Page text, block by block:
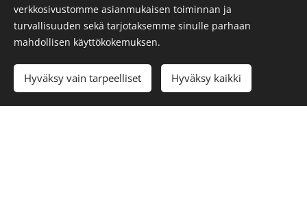
verkkosivustomme asianmukaisen toiminnan ja
turvallisuuden sekä tarjotaksemme sinulle parhaan
mahdollisen käyttökokemuksen.
Hyväksy vain tarpeelliset Hyväksy kaikki